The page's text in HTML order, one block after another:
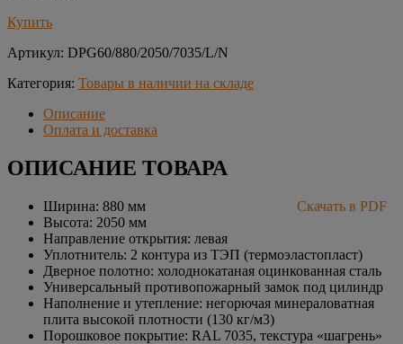
Купить
Артикул: DPG60/880/2050/7035/L/N
Категория: Товары в наличии на складе
Описание
Оплата и доставка
ОПИСАНИЕ ТОВАРА
Скачать в PDF
Ширина: 880 мм
Высота: 2050 мм
Направление открытия: левая
Уплотнитель: 2 контура из ТЭП (термоэластопласт)
Дверное полотно: холоднокатаная оцинкованная сталь
Универсальный противопожарный замок под цилиндр
Наполнение и утепление: негорючая минераловатная
плита высокой плотности (130 кг/м3)
Порошковое покрытие: RAL 7035, текстура «шагрень»